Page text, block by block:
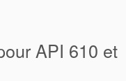
API 610 et